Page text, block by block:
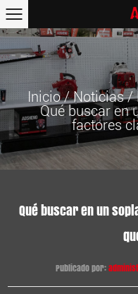
Inicio/Noticias/
Qué buscar en
factores
Qué buscar en un
Publicado por: